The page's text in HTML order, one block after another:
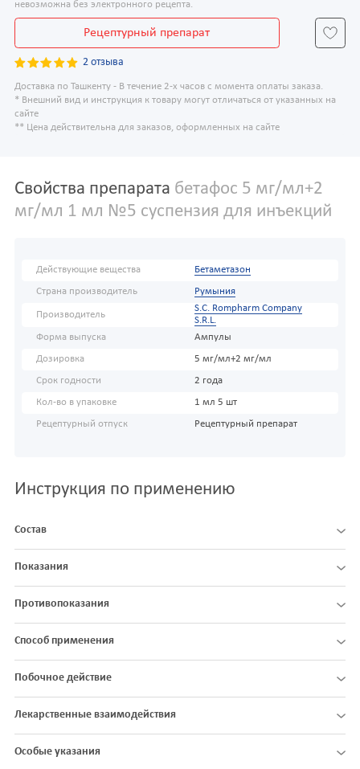
невозможна без электронного рецепта.
Рецептурный препарат
2 отзыва
Доставка по Ташкенту - В течение 2-х часов с момента оплаты заказа.
* Внешний вид и инструкция к товару могут отличаться от указанных на
сайте
** Цена действительна для заказов, оформленных на сайте
Свойства препарата бетафос 5 мг/мл+2
мг/мл 1 мл №5 суспензия для инъекций
Действующие вещества Бетаметазон
Страна производитель Румыния
Производитель
S.C. Rompharm Company
S.R.L.
Форма выпуска
Ампулы
Дозировка 5 мг/мл+2 мг/мл
Срок годности 2 года
Кол-во в упаковке 1 мл 5 шт
Рецептурный отпуск Рецептурный препарат
Инструкция по применению
Состав
Показания
Противопоказания
Способ применения
Побочное действие
Лекарственные взаимодействия
Особые указания